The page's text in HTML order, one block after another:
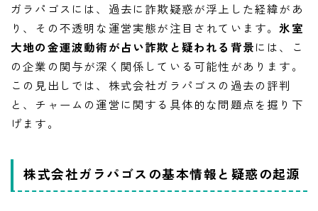
ガラパゴスには、過去に詐欺疑惑が浮上した経緯があ
り、その不透明な運営実態が注目されています。氷室
大地の金運波動術が占い詐欺と疑われる背景には、こ
の企業の関与が深く関係している可能性があります。
この見出しでは、株式会社ガラパゴスの過去の評判
と、チャームの運営に関する具体的な問題点を掘り下
げます。
株式会社ガラパゴスの基本情報と疑惑の起源